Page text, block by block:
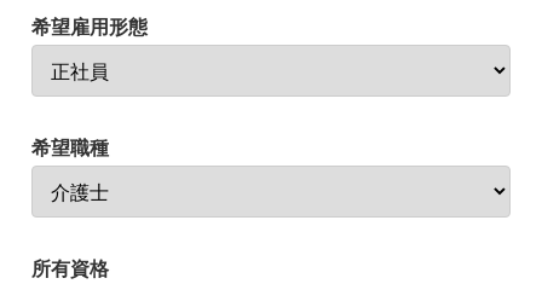
希望雇用形態
希望職種
所有資格